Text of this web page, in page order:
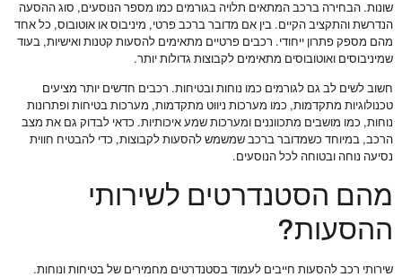
שונות. הבחירה ברכב המתאים תלויה בגורמים כמו מספר הנוסעים, סוג ההסעה
הנדרשת והתקציב הקיים. בין אם מדובר ברכב פרטי, מיניבוס או אוטובוס, כל אחד
מהם מספק פתרון ייחודי. רכבים פרטיים מתאימים להסעות קטנות ואישיות, בעוד
שמיניבוסים ואוטובוסים מתאימים לקבוצות גדולות יותר.
חשוב לשים לב גם לגורמים כמו נוחות ובטיחות. רכבים חדשים יותר מציעים
טכנולוגיות מתקדמות, כמו מערכות ניווט מתקדמות, מערכות בטיחות ופתרונות
נוחות, כמו מושבים מתכווננים ומערכות שמע איכותיות. כדאי לבדוק גם את מצב
הרכב, במיוחד כשמדובר ברכב שמשמש להסעות לקבוצות, כדי להבטיח חווית
נסיעה נוחה ובטוחה לכל הנוסעים.
מהם הסטנדרטים לשירותי
ההסעות?
שירותי רכב להסעות חייבים לעמוד בסטנדרטים מחמירים של בטיחות ונוחות.